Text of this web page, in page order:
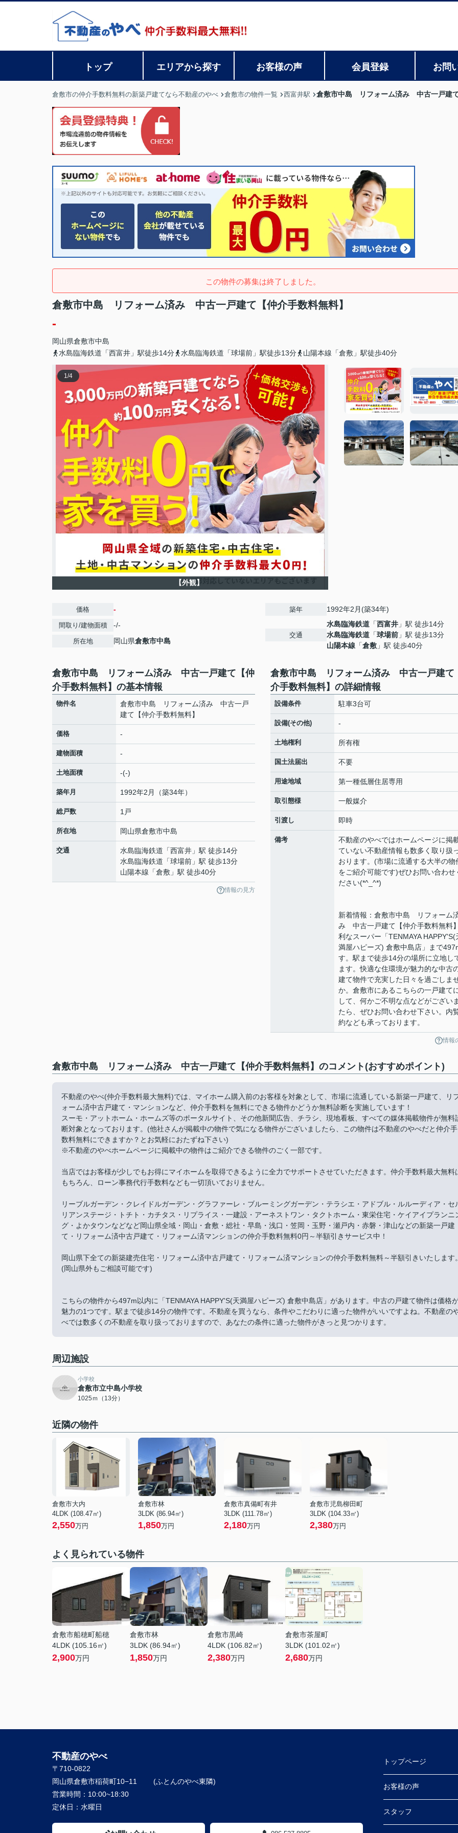
トップ エリアから探す お客様の声 会員登録 お問
倉敷市の仲介手数料無料の新築戸建てなら不動産のやべ 倉敷市の物件一覧 西富井駅 倉敷市中島 リフォーム済み 中古一戸建
この物件の募集は終了しました。
倉敷市中島 リフォーム済み 中古一戸建て【仲介手数料無料】
-
岡山県倉敷市中島
水島臨海鉄道「西富井」駅徒歩14分
水島臨海鉄道「球場前」駅徒歩13分 山陽本線「倉敷」駅徒歩40分
1 /4
【外観】
価格 -
間取り/建物面積 -/-
所在地 岡山県倉敷市中島
築年 1992年2月(築34年)
交通
水島臨海鉄道 「西富井 」駅 徒歩14分
水島臨海鉄道 「球場前 」駅 徒歩13分
山陽本線 「倉敷 」駅 徒歩40分
倉敷市中島 リフォーム済み 中古一戸建て【仲
介手数料無料】の基本情報
物件名
倉敷市中島 リフォーム済み 中古一戸
建て【仲介手数料無料】
価格 -
建物面積 -
土地面積 -(-)
築年月 1992年2月（築34年）
総戸数 1戸
所在地 岡山県倉敷市中島
交通 水島臨海鉄道 「西富井 」駅 徒歩14分
水島臨海鉄道 「球場前 」駅 徒歩13分
山陽本線 「倉敷 」駅 徒歩40分
情報の見方
倉敷市中島 リフォーム済み 中古一戸建て
介手数料無料】の詳細情報
設備条件 駐車3台可
設備(その他) -
土地権利 所有権
国土法届出 不要
用途地域 第一種低層住居専用
取引態様 一般媒介
引渡し 即時
備考
不動産のやべではホームページに掲
ていない不動産情報も数多く取り扱
おります。(市場に流通する大半の物
をご紹介可能です)ぜひお問い合わせ
ださい(*^_^*)
新着情報：倉敷市中島 リフォーム
み 中古一戸建て【仲介手数料無料
利なスーパー「TENMAYA HAPPY'S(
満屋ハピーズ) 倉敷中島店」まで
す。駅まで徒歩14分の場所に立地し
ます。快適な住環境が魅力的な中古
建て物件で充実した日々を過ごしま
か。倉敷市にあるこちらの一戸建て
して、何かご不明な点などがござい
たら、ぜひお問い合わせ下さい。内
約なども承っております。
情報
倉敷市中島 リフォーム済み 中古一戸建て【仲介手数料無料】のコメント(おすすめポイント)
不動産のやべ(仲介手数料最大無料)では、マイホーム購入前のお客様を対象として、市場に流通している新築一戸建て、リ
ォーム済中古戸建て・マンションなど、仲介手数料を無料にできる物件かどうか無料診断を実施しています！
スーモ・アットホーム・ホームズ等のポータルサイト、その他新聞広告、チラシ、現地看板、すべての媒体掲載物件が無料
断対象となっております。(他社さんが掲載中の物件で気になる物件がございましたら、この物件は不動産のやべだと仲介手
数料無料にできますか？とお気軽におたずね下さい)
※不動産のやべホームページに掲載中の物件はご紹介できる物件のごく一部です。
当店ではお客様が少しでもお得にマイホームを取得できるように全力でサポートさせていただきます。仲介手数料最大無料
もちろん、ローン事務代行手数料なども一切頂いておりません。
リーブルガーデン・クレイドルガーデン・グラファーレ・ブルーミングガーデン・テラシエ・アドブル・ルルーディア・セ
リアンステージ・トチト・カチタス・リプライス・一建設・アーネストワン・タクトホーム・東栄住宅・ケイアイプランニ
グ・よかタウンなどなど岡山県全域・岡山・倉敷・総社・早島・浅口・笠岡・玉野・瀬戸内・赤磐・津山などの新築一戸建
て・リフォーム済中古戸建て・リフォーム済マンションの仲介手数料無料0円～半額引きサービス中！
岡山県下全ての新築建売住宅・リフォーム済中古戸建て・リフォーム済マンションの仲介手数料無料～半額引きいたします
(岡山県外もご相談可能です)
こちらの物件から497m以内に「TENMAYA HAPPY'S(天満屋ハピーズ) 倉敷中島店」があります。中古の戸建て物件は価格
魅力の1つです。駅まで徒歩14分の物件です。不動産を買うなら、条件やこだわりに適った物件がいいですよね。不動産の
べでは数多くの不動産を取り扱っておりますので、あなたの条件に適った物件がきっと見つかります。
周辺施設
小学校
倉敷市立中島小学校
1025ｍ（13分）
近隣の物件
倉敷市大内
4LDK (108.47㎡)
2,550万円
倉敷市林
3LDK (86.94㎡)
1,850万円
倉敷市真備町有井
3LDK (111.78㎡)
2,180万円
倉敷市児島柳田町
3LDK (104.33㎡)
2,380万円
よく見られている物件
倉敷市船穂町船穂
4LDK (105.16㎡)
2,900万円
倉敷市林
3LDK (86.94㎡)
1,850万円
倉敷市黒崎
4LDK (106.82㎡)
2,380万円
倉敷市茶屋町
3LDK (101.02㎡)
2,680万円
不動産のやべ
〒710-0822
岡山県倉敷市稲荷町10−11 (ふとんのやべ東隣)
営業時間： 10:00~18:30
定休日： 水曜日
トップページ
お客様の声
スタッフ